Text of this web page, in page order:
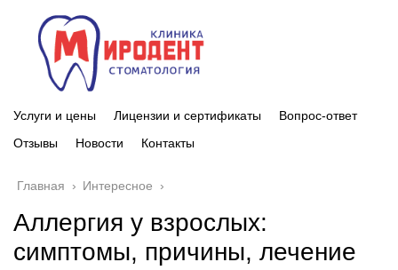
Услуги и цены Лицензии и сертификаты
Вопрос-ответ
Отзывы
Новости Контакты
Главная › Интересное ›
Аллергия у взрослых:
симптомы, причины, лечение